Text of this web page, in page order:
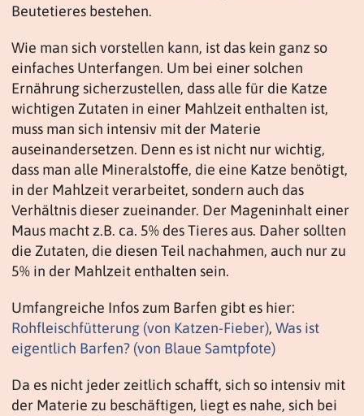
Beutetieres bestehen.
Wie man sich vorstellen kann, ist das kein ganz so
einfaches Unterfangen. Um bei einer solchen
Ernährung sicherzustellen, dass alle für die Katze
wichtigen Zutaten in einer Mahlzeit enthalten ist,
muss man sich intensiv mit der Materie
auseinandersetzen. Denn es ist nicht nur wichtig,
dass man alle Mineralstoffe, die eine Katze benötigt,
in der Mahlzeit verarbeitet, sondern auch das
Verhältnis dieser zueinander. Der Mageninhalt einer
Maus macht z.B. ca. 5% des Tieres aus. Daher sollten
die Zutaten, die diesen Teil nachahmen, auch nur zu
5% in der Mahlzeit enthalten sein.
Umfangreiche Infos zum Barfen gibt es hier:
Rohfleischfütterung (von Katzen-Fieber), Was ist
eigentlich Barfen? (von Blaue Samtpfote)
Da es nicht jeder zeitlich schafft, sich so intensiv mit
der Materie zu beschäftigen, liegt es nahe, sich bei